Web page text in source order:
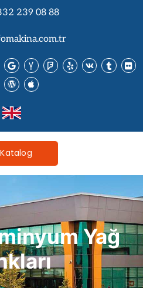
239 08 88
Yağ